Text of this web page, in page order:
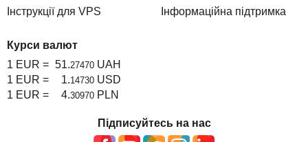
Інструкції для VPS
Інформаційна підтримка
Курси валют
1 EUR = 51.27470 UAH
1 EUR =
1.14730 USD
1 EUR =
4.30970 PLN
Підписуйтесь на нас